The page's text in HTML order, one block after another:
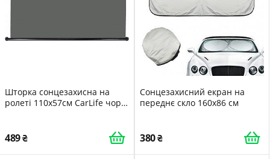
Шторка сонцезахисна на
ролеті 110х57см CarLife чорн
489
Сонцезахисний екран на
переднє скло 160х86 см
380